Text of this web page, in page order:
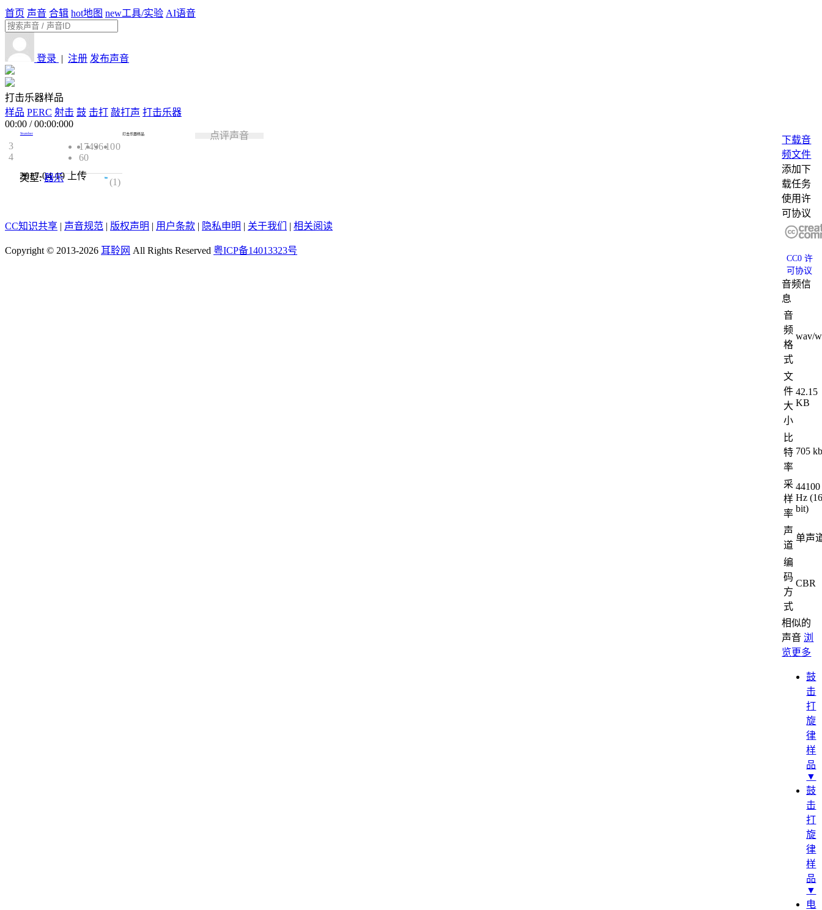
首页 声音 合辑 hot地图 new工具/实验 AI语音
登录 | 注册 发布声音
打击乐器样品
样品 PERC 射击 鼓 击打 敲打声 打击乐器
00:00 /00:00:000
3
4
Stumber
17496 100
60
2017-04-19上传
类型:器乐 5.0(1)
下载音
频文件
添加下
载任务
使用许
可协议
CC0 许
可协议
音频信
息
音
频
格
式
wav/
文
件
大
小
42.15
KB
比
特
率
705
采
样
率
44100
Hz
bit)
声
道
单声
编
码
方
式
CBR
相似的
声音 浏
览更多
鼓
击
打
旋
律
样
品
▼
鼓
击
打
旋
律
样
品
▼
电
打击乐器样品 点评声音
CC知识共享 | 声音规范 | 版权声明 | 用户条款 | 隐私申明 | 关于我们 | 相关阅读
Copyright © 2013-2026 耳聆网 All Rights Reserved 粤ICP备14013323号